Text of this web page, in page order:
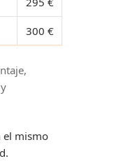
300 €
el mismo